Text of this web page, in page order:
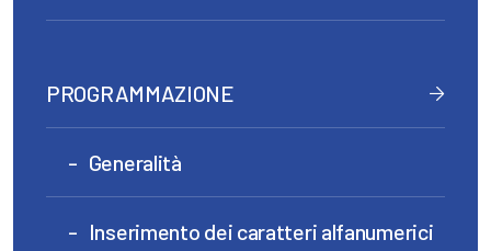
PROGRAMMAZIONE
Generalità
Inserimento dei caratteri alfanumerici